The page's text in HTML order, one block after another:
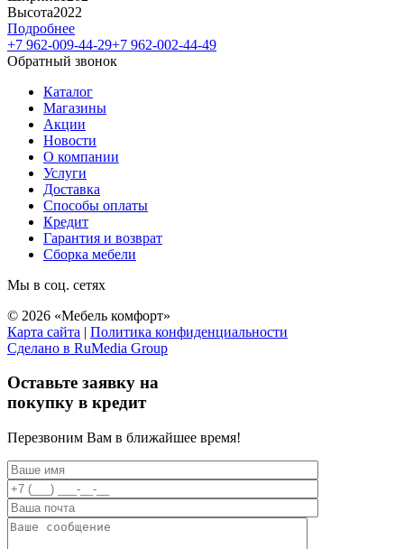
Высота2022
Подробнее
+7 962-009-44-29+7 962-002-44-49
Обратный звонок
Каталог
Магазины
Акции
Новости
О компании
Услуги
Доставка
Способы оплаты
Кредит
Гарантия и возврат
Сборка мебели
Мы в соц. сетях
© 2026 «Мебель комфорт»
Карта сайта | Политика конфиденциальности
Сделано в RuMedia Group
вверх
Оставьте заявку на
покупку в кредит
Перезвоним Вам в ближайшее время!